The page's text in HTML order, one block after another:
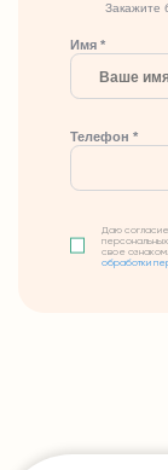
Закажите
Имя *
Телефон *
Даю
свое
обработки